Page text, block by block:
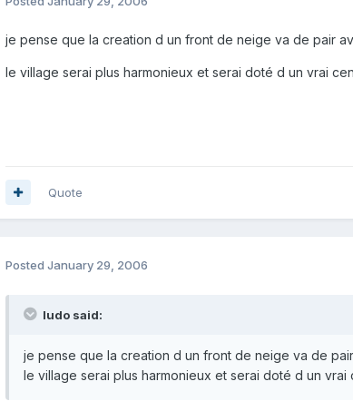
je pense que la creation d un front de neige va de pair
le village serai plus harmonieux et serai doté d un vrai
Quote
Posted January 29, 2006
ludo said:
je pense que la creation d un front de neige va de
le village serai plus harmonieux et serai doté d un vrai